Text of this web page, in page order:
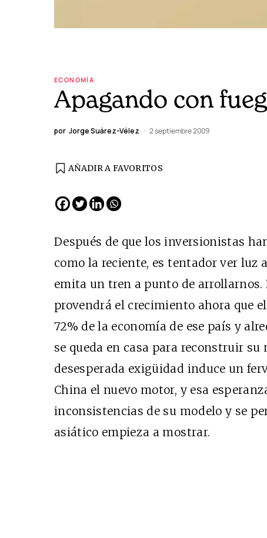
ECONOMÍA
Apagando con
por Jorge Suárez-Vélez 2 septiembre 2009
AÑADIR A FAVORITOS
Después de que los inversionistas
como la reciente, es tentador ver luz
emita un tren a punto de arrollarnos.
provendrá el crecimiento ahora que
72% de la economía de ese país y
se queda en casa para reconstruir su
desesperada exigüidad induce un
China el nuevo motor, y esa
inconsistencias de su modelo y se
asiático empieza a mostrar.
Cine desde los
EDICIÓN MÉXICO
SUSCRÍBETE